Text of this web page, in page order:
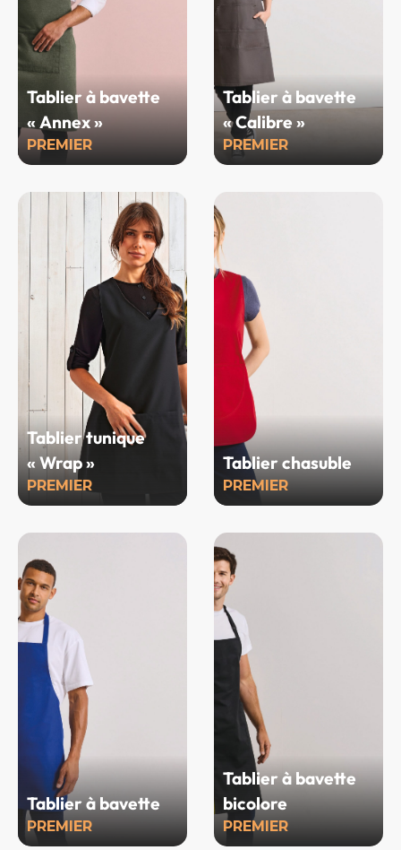
Tablier à bavette
« Annex »
PREMIER
Tablier à bavette
« Calibre »
PREMIER
Tablier tunique
« Wrap »
PREMIER
Tablier chasuble
PREMIER
Tablier à bavette
PREMIER
Tablier à bavette
bicolore
PREMIER